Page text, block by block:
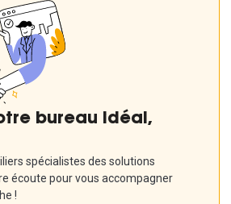
bureau idéal,
spécialistes des solutions
écoute pour vous accompagner
!